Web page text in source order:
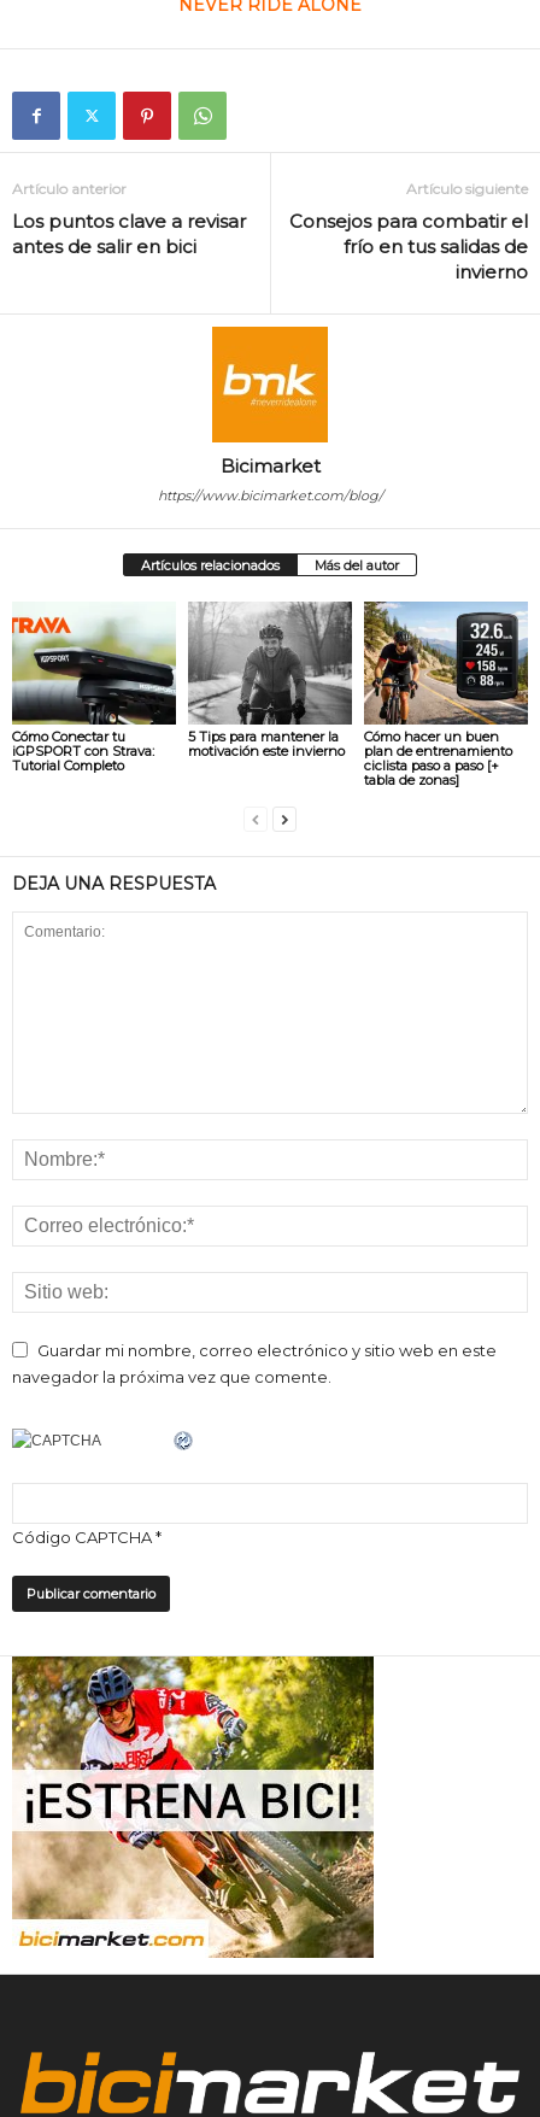
NEVER RIDE ALONE
Artículo anterior
Los puntos clave a revisar
antes de salir en bici
Artículo siguiente
Consejos para combatir el
frío en tus salidas de
invierno
Bicimarket
https://www.bicimarket.com/blog/
Artículos relacionados Más del autor
Cómo Conectar tu
iGPSPORT con Strava:
Tutorial Completo
5 Tips para mantener la
motivación este invierno
Cómo hacer un buen
plan de entrenamiento
ciclista paso a paso [+
tabla de zonas]
DEJA UNA RESPUESTA
Guardar mi nombre, correo electrónico y sitio web en este
navegador la próxima vez que comente.
Código CAPTCHA*